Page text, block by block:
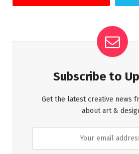
Subscribe to
Get the latest creative news
about art &